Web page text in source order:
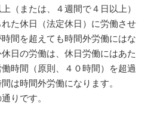
（または、４週間で４日以上）
た休日（法定休日）に労働させ
間を超えても時間外労働にはな
日の労働は、休日労働にはあた
時間（原則、４０時間）を超過
は時間外労働になります。
りです。